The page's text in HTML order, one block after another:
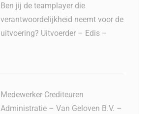
Ben jij de teamplayer die
verantwoordelijkheid neemt voor de
uitvoering? Uitvoerder – Edis –
Medewerker Crediteuren
Administratie – Van Geloven B.V. –